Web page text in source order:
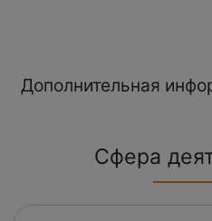
Дополнительная
Сфера